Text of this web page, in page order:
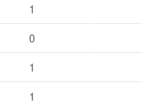
1
0
1
1